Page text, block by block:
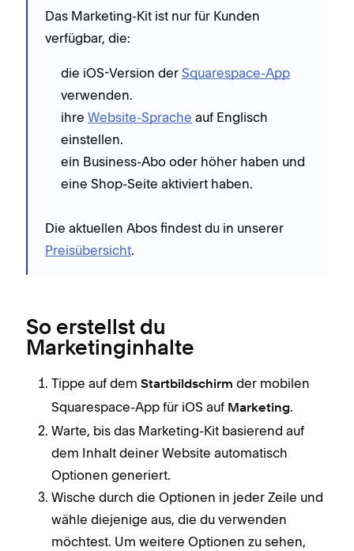
Das Marketing-Kit ist nur für Kunden
verfügbar, die:
die iOS-Version der Squarespace-App
verwenden.
ihre Website-Sprache auf Englisch
einstellen.
ein Business-Abo oder höher haben und
eine Shop-Seite aktiviert haben.
Die aktuellen Abos findest du in unserer
Preisübersicht.
So erstellst du
Marketinginhalte
Tippe auf dem Startbildschirm der mobilen
Squarespace-App für iOS auf Marketing.
Warte, bis das Marketing-Kit basierend auf
dem Inhalt deiner Website automatisch
Optionen generiert.
Wische durch die Optionen in jeder Zeile und
wähle diejenige aus, die du verwenden
möchtest. Um weitere Optionen zu sehen,